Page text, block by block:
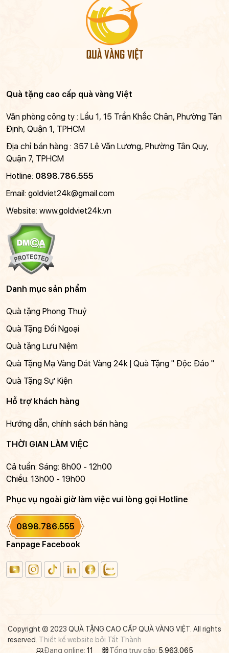
Quà tặng cao cấp quà vàng Việt
Văn phòng công ty : Lầu 1, 15 Trần Khắc Chân, Phường Tân
Định, Quận 1, TPHCM
Địa chỉ bán hàng : 357 Lê Văn Lương, Phường Tân Quy,
Quận 7, TPHCM
Hotline: 0898.786.555
Email: goldviet24k@gmail.com
Website: www.goldviet24k.vn
Danh mục sản phẩm
Quà tặng Phong Thuỷ
Quà Tặng Đối Ngoại
Quà tặng Lưu Niệm
Quà Tặng Mạ Vàng Dát Vàng 24k | Quà Tặng " Độc Đáo "
Quà Tặng Sự Kiện
Hỗ trợ khách hàng
Hướng dẫn, chính sách bán hàng
THỜI GIAN LÀM VIỆC
Cả tuần: Sáng: 8h00 - 12h00
Chiều: 13h00 - 19h00
Phục vụ ngoài giờ làm việc vui lòng gọi Hotline
0898.786.555
Fanpage Facebook
Copyright © 2023 QUÀ TẶNG CAO CẤP QUÀ VÀNG VIỆT. All rights
reserved. Thiết kế website bởi Tất Thành
Đang online: 11 Tổng truy cập: 5.963.065